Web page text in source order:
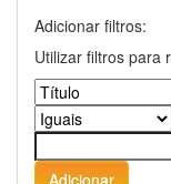
Adicionar filtros:
Utilizar filtros para